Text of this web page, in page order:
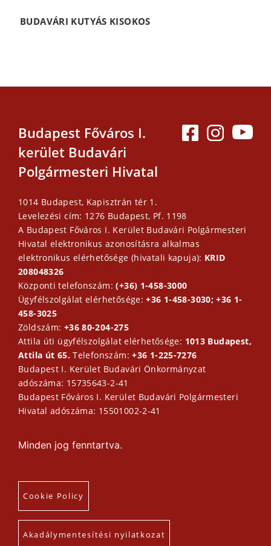
BUDAVÁRI KUTYÁS KISOKOS
Budapest Főváros I.
kerület Budavári
Polgármesteri Hivatal
1014 Budapest, Kapisztrán tér 1.
Levelezési cím: 1276 Budapest, Pf. 1198
A Budapest Főváros I. Kerület Budavári Polgármesteri
Hivatal elektronikus azonosításra alkalmas
elektronikus elérhetősége (hivatali kapuja): KRID
208048326
Központi telefonszám:(+36) 1-458-3000
Ügyfélszolgálat elérhetősége:+36 1-458-3030; +36 1-
458-3025
Zöldszám: +36 80-204-275
Attila úti ügyfélszolgálat elérhetősége: 1013 Budapest,
Attila út 65.Telefonszám:+36 1-225-7276
Budapest I. Kerület Budavári Önkormányzat
adószáma: 15735643-2-41
Budapest Főváros I. Kerület Budavári Polgármesteri
Hivatal adószáma: 15501002-2-41
Minden jog fenntartva.
Cookie Policy
Akadálymentesítési nyilatkozat